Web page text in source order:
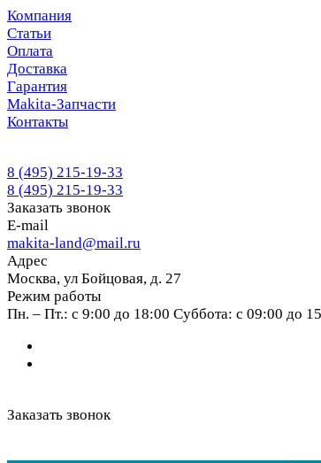
Компания
Статьи
Оплата
Доставка
Гарантия
Makita-Запчасти
Контакты
8 (495) 215-19-33
8 (495) 215-19-33
Заказать звонок
E-mail
makita-land@mail.ru
Адрес
Москва, ул Бойцовая, д. 27
Режим работы
Пн. – Пт.: с 9:00 до 18:00 Суббота: с 09:00 до
Заказать звонок